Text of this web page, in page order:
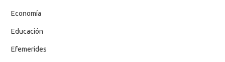
Economía
Educación
Efemerides